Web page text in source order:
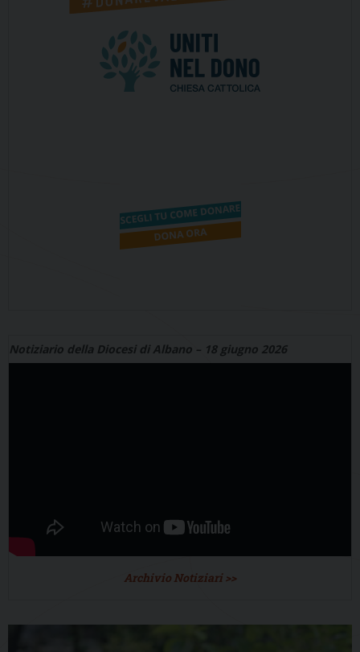
Notiziario della Diocesi di Albano – 18 giugno 2026
Archivio Notiziari >>